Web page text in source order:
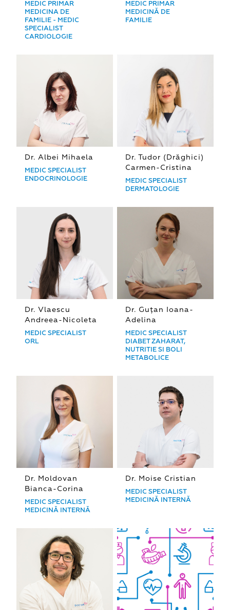
MEDIC PRIMAR
MEDICINA DE
FAMILIE - MEDIC
SPECIALIST
CARDIOLOGIE
MEDIC PRIMAR
MEDICINĂ DE
FAMILIE
Dr. Albei Mihaela
MEDIC SPECIALIST
ENDOCRINOLOGIE
Dr. Tudor (Drăghici)
Carmen-Cristina
MEDIC SPECIALIST
DERMATOLOGIE
Dr. Vlaescu
Andreea-Nicoleta
MEDIC SPECIALIST
ORL
Dr. Guțan Ioana-
Adelina
MEDIC SPECIALIST
DIABET ZAHARAT,
NUTRITIE SI BOLI
METABOLICE
Dr. Moldovan
Bianca-Corina
MEDIC SPECIALIST
MEDICINĂ INTERNĂ
Dr. Moise Cristian
MEDIC SPECIALIST
MEDICINĂ INTERNĂ